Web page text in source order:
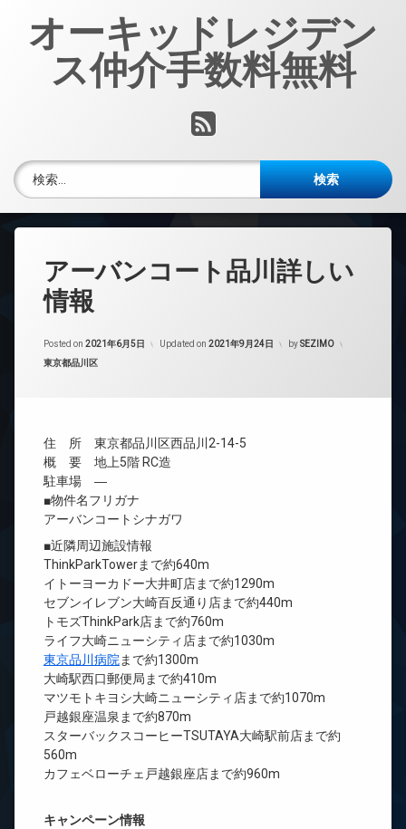
オーキッドレジデン
ス仲介手数料無料
RSS
検索:
アーバンコート品川詳しい
情報
Posted on 2021年6月5日 Updated on 2021年9月24日 bySEZIMO
カテゴリー:
東京都品川区
住 所 東京都品川区西品川2-14-5
概 要 地上5階 RC造
駐車場 ―
■物件名フリガナ
アーバンコートシナガワ
■近隣周辺施設情報
ThinkParkTowerまで約640m
イトーヨーカドー大井町店まで約1290m
セブンイレブン大崎百反通り店まで約440m
トモズThinkPark店まで約760m
ライフ大崎ニューシティ店まで約1030m
東京品川病院 まで約1300m
大崎駅西口郵便局まで約410m
マツモトキヨシ大崎ニューシティ店まで約1070m
戸越銀座温泉まで約870m
スターバックスコーヒーTSUTAYA大崎駅前店まで約
560m
カフェベローチェ戸越銀座店まで約960m
キャンペーン情報